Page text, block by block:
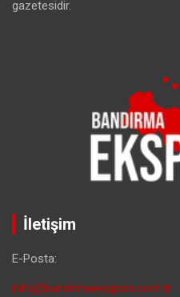
gazetesidir.
İletişim
E-Posta:
info@bandirmaekspres.com.tr